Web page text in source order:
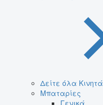
Δείτε όλα
Μπαταρίες
Γενικά